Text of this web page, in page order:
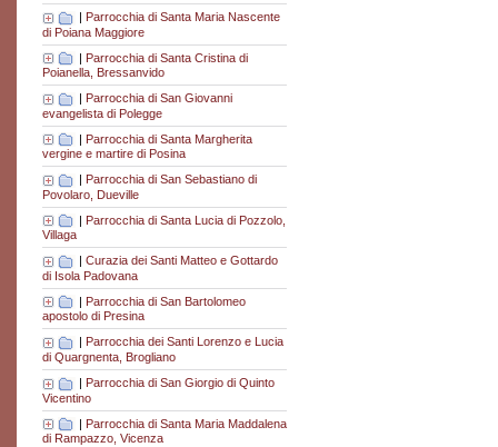
| Parrocchia di Santa Maria Nascente
di Poiana Maggiore
| Parrocchia di Santa Cristina di
Poianella, Bressanvido
Parrocchia di San Giovanni
evangelista di Polegge
| Parrocchia di Santa Margherita
vergine e martire di Posina
Parrocchia di San Sebastiano di
Povolaro, Dueville
| Parrocchia di Santa Lucia di Pozzolo,
Villaga
Curazia dei Santi Matteo e Gottardo
di Isola Padovana
| Parrocchia di San Bartolomeo
apostolo di Presina
Parrocchia dei Santi Lorenzo e Lucia
di Quargnenta, Brogliano
| Parrocchia di San Giorgio di Quinto
Vicentino
| Parrocchia di Santa Maria Maddalena
di Rampazzo, Vicenza